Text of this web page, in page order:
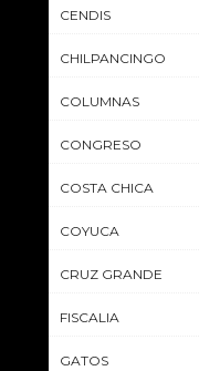
CENDIS
CHILPANCINGO
COLUMNAS
CONGRESO
COSTA CHICA
COYUCA
CRUZ GRANDE
FISCALIA
GATOS